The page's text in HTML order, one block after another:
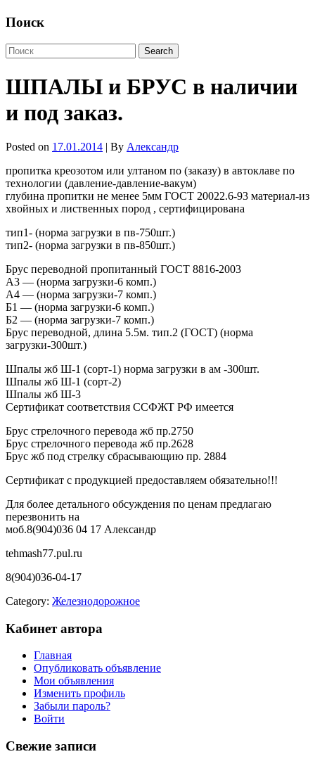
Поиск
ШПАЛЫ и БРУС в наличии
и под заказ.
Posted on 17.01.2014 | By Александр
пропитка креозотом или ултаном по (заказу) в автоклаве по
технологии (давление-давление-вакум)
глубина пропитки не менее 5мм ГОСТ 20022.6-93 материал-из
хвойных и лиственных пород , сертифицирована
тип1- (норма загрузки в пв-750шт.)
тип2- (норма загрузки в пв-850шт.)
Брус переводной пропитанный ГОСТ 8816-2003
А3 — (норма загрузки-6 комп.)
А4 — (норма загрузки-7 комп.)
Б1 — (норма загрузки-6 комп.)
Б2 — (норма загрузки-7 комп.)
Брус переводной, длина 5.5м. тип.2 (ГОСТ) (норма
загрузки-300шт.)
Шпалы жб Ш-1 (сорт-1) норма загрузки в ам -300шт.
Шпалы жб Ш-1 (сорт-2)
Шпалы жб Ш-3
Сертификат соответствия ССФЖТ РФ имеется
Брус стрелочного перевода жб пр.2750
Брус стрелочного перевода жб пр.2628
Брус жб под стрелку сбрасывающию пр. 2884
Сертификат с продукцией предоставляем обязательно!!!
Для более детального обсуждения по ценам предлагаю
перезвонить на
моб.8(904)036 04 17 Александр
tehmash77.pul.ru
8(904)036-04-17
Category: Железнодорожное
Кабинет автора
Главная
Опубликовать объявление
Мои объявления
Изменить профиль
Забыли пароль?
Войти
Свежие записи